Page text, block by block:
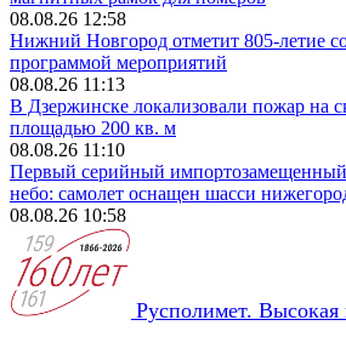
08.08.26 12:58
Нижний Новгород отметит 805-летие
программой мероприятий
08.08.26 11:13
В Дзержинске локализовали пожар на
площадью 200 кв. м
08.08.26 11:10
Первый серийный
небо: самолет оснащен шасси
08.08.26 10:58
Русполимет. Высокая